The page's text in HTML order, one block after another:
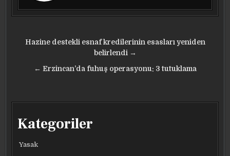
Yazı
Hazine destekli esnaf kredilerinin esasları yeniden
belirlendi →
← Erzincan’da fuhuş operasyonu: 3 tutuklama
Kategoriler
Yasak